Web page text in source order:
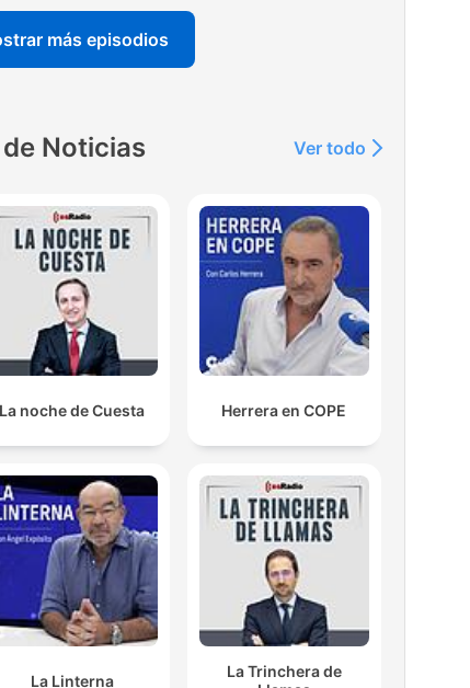
más episodios
Noticias Ver todo
La noche de Cuesta Herrera en COPE
La Linterna
La Trinchera de